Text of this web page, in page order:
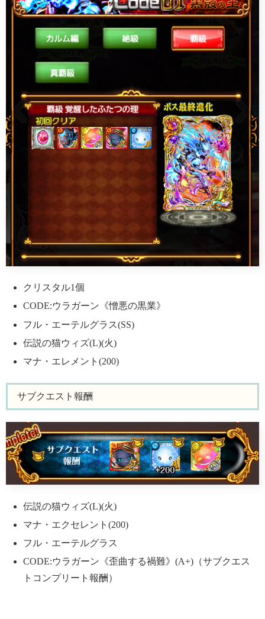
クリスタル1個
CODE:ウラガーン《憎悪の黒業》
フル・エーテルグラス(SS)
伝説の猫ウィズ(L)(火)
マナ・エレメント(200)
サブクエスト報酬
伝説の猫ウィズ(L)(火)
マナ・エクセレント(200)
フル・エーテルグラス
CODE:ウラガーン《歪曲する禍難》(A+)（サブクエス
トコンプリート報酬）